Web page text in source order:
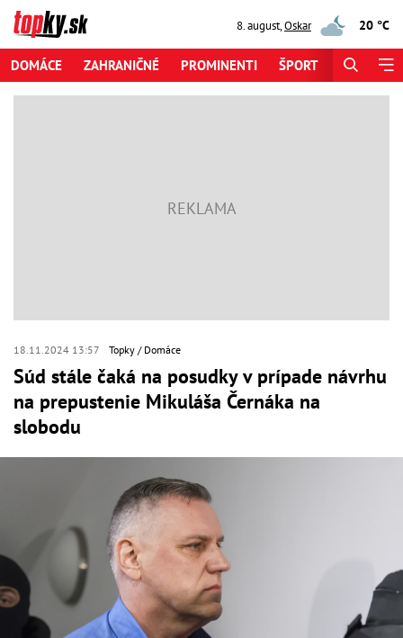
8. august,Oskar 20 °C
DOMÁCE ZAHRANIČNÉ PROMINENTI ŠPORT
18.11.2024 13:57 Topky Domáce
Súd stále čaká na posudky v prípade návrhu
na prepustenie Mikuláša Černáka na
slobodu